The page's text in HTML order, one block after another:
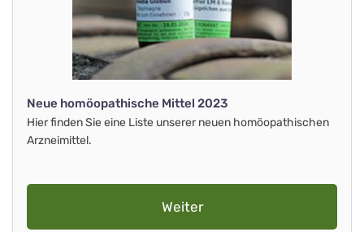
Neue homöopathische Mittel 2023
Hier finden Sie eine Liste unserer neuen homöopathischen
Arzneimittel.
Weiter